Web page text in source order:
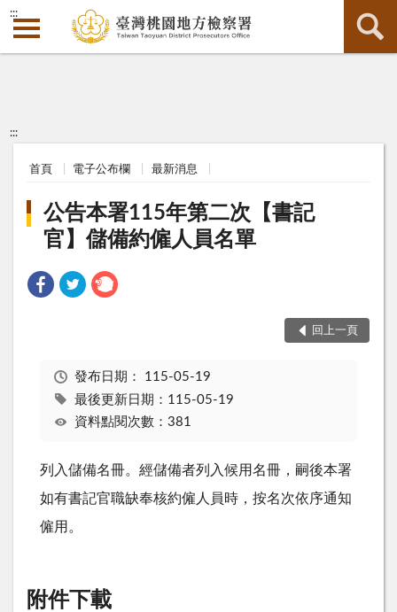
:::
:::
首頁 電子公布欄 最新消息
公告本署115年第二次【書記
官】儲備約僱人員名單
回上一頁
發布日期： 115-05-19
最後更新日期：115-05-19
資料點閱次數：381
列入儲備名冊。經儲備者列入候用名冊，嗣後本署
如有書記官職缺奉核約僱人員時，按名次依序通知
僱用。
附件下載